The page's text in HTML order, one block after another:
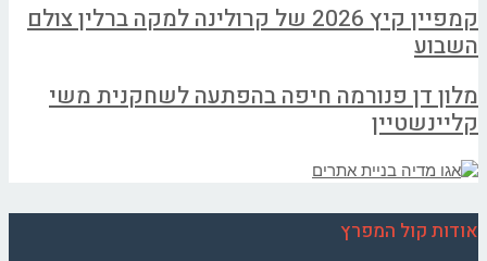
קמפיין קיץ 2026 של קרולינה למקה ברלין צולם
השבוע
מלון דן פנורמה חיפה בהפתעה לשחקנית משי
קליינשטיין
אודות קול המפרץ